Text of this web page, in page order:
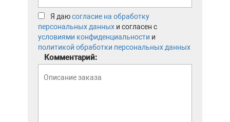
Я даюсогласие на обработку
персональных данных и согласен с
условиями конфиденциальности и
политикой обработки персональных данных
Комментарий: